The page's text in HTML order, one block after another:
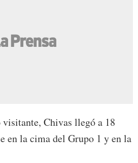
Chivas llegó a 18
en la cima del Grupo 1 y en la